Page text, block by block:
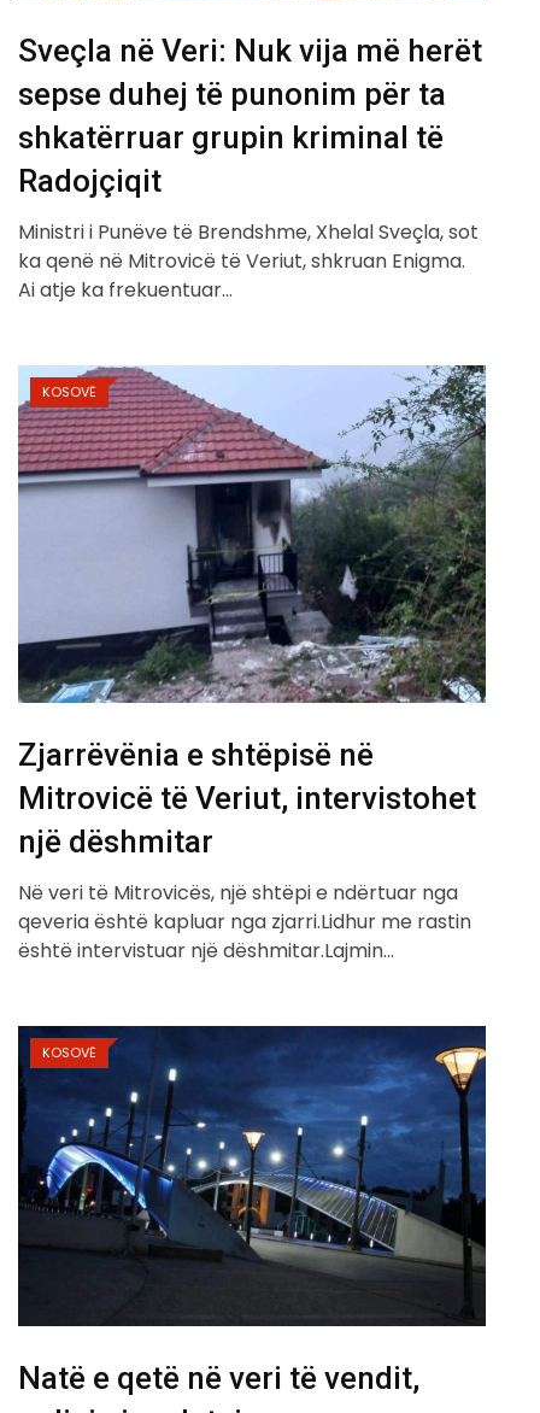
Sveçla në Veri: Nuk vija më herët
sepse duhej të punonim për ta
shkatërruar grupin kriminal të
Radojçiqit
Ministri i Punëve të Brendshme, Xhelal Sveçla, sot
ka qenë në Mitrovicë të Veriut, shkruan Enigma.
Ai atje ka frekuentuar…
KOSOVË
Zjarrëvënia e shtëpisë në
Mitrovicë të Veriut, intervistohet
një dëshmitar
Në veri të Mitrovicës, një shtëpi e ndërtuar nga
qeveria është kapluar nga zjarri.Lidhur me rastin
është intervistuar një dëshmitar.Lajmin…
KOSOVË
Natë e qetë në veri të vendit,